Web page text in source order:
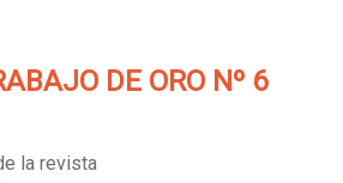
DE ORO Nº 6
la revista